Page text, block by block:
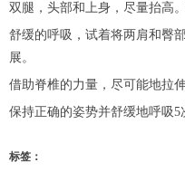
双腿，头部和上身，尽量抬高
舒缓的呼吸，试着将两肩和臀
展。
借助脊椎的力量，尽可能地拉
保持正确的姿势并舒缓地呼吸5
标签：